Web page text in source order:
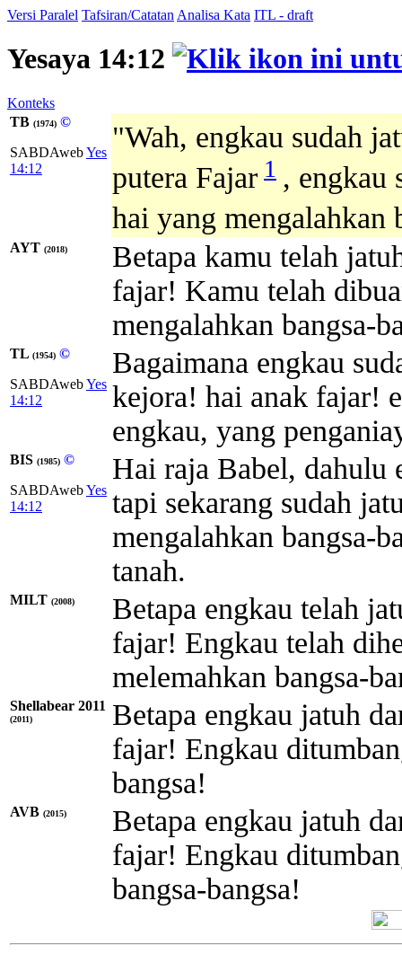
Versi Paralel Tafsiran/Catatan Analisa Kata ITL - draft
Yesaya 14:12
Konteks
TB (1974) ©
SABDAwebYes
14:12
"Wah, engkau sudah
putera Fajar 1 , engkau
hai yang mengalahkan
AYT (2018)
Betapa kamu telah
fajar! Kamu telah
mengalahkan bangsa-
TL (1954) ©
SABDAwebYes
14:12
Bagaimana engkau
kejora! hai anak fajar!
engkau, yang
BIS (1985) ©
SABDAwebYes
14:12
Hai raja Babel, dahulu
tapi sekarang sudah
mengalahkan bangsa-
tanah.
MILT (2008)
Betapa engkau telah
fajar! Engkau telah
melemahkan bangsa-
Shellabear 2011
(2011)
Betapa engkau jatuh
fajar! Engkau
bangsa!
AVB (2015)
Betapa engkau jatuh
fajar! Engkau
bangsa-bangsa!